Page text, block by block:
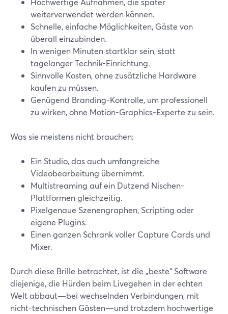
weiterverwendet werden können.
Schnelle, einfache Möglichkeiten, Gäste von
überall einzubinden.
In wenigen Minuten startklar sein, statt
tagelanger Technik-Einrichtung.
Sinnvolle Kosten, ohne zusätzliche Hardware
kaufen zu müssen.
Genügend Branding-Kontrolle, um professionell
zu wirken, ohne Motion-Graphics-Experte zu sein.
Was sie meistens nicht brauchen:
Ein Studio, das auch umfangreiche
Videobearbeitung übernimmt.
Multistreaming auf ein Dutzend Nischen-
Plattformen gleichzeitig.
Pixelgenaue Szenengraphen, Scripting oder
eigene Plugins.
Einen ganzen Schrank voller Capture Cards und
Mixer.
Durch diese Brille betrachtet, ist die „beste“ Software
diejenige, die Hürden beim Livegehen in der echten
Welt abbaut—bei wechselnden Verbindungen, mit
nicht-technischen Gästen—und trotzdem hochwertige